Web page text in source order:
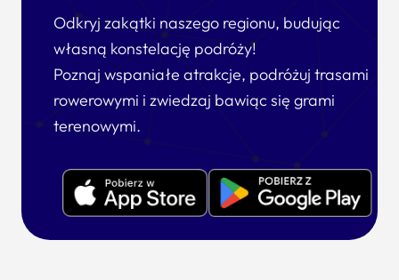
Odkryj zakątki naszego regionu, budując
własną konstelację podróży!
Poznaj wspaniałe atrakcje, podróżuj trasami
rowerowymi i zwiedzaj bawiąc się grami
terenowymi.